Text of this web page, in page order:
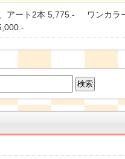
、アート2本 5,775.- ワンカ